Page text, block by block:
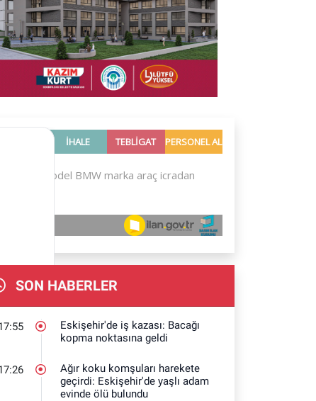
SON HABERLER
Eskişehir'de iş kazası: Bacağı
kopma noktasına geldi
Ağır koku komşuları harekete
geçirdi: Eskişehir'de yaşlı adam
evinde ölü bulundu